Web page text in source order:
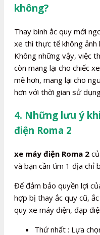
không?
Thay bình ắc quy mới
xe thì thực tế không ảnh
Không những vậy, việc
còn mang lại cho chiếc
mẽ hơn, mang lại cho
hơn với thời gian sử
4. Những lưu ý
điện Roma 2
xe máy điện Roma 2
và bạn cần tìm 1 địa chỉ
Để đảm bảo quyền lợi
hợp bị thay ắc quy cũ,
quy xe máy điện, đạp
Thứ nhất : Lựa